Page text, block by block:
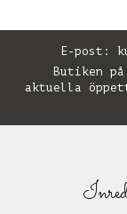
E-post:
Butiken på
aktuella